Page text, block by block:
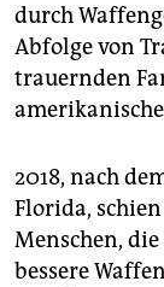
durch
Abfolge von
trauernden
2018, nach
Florida,
Menschen,
bessere